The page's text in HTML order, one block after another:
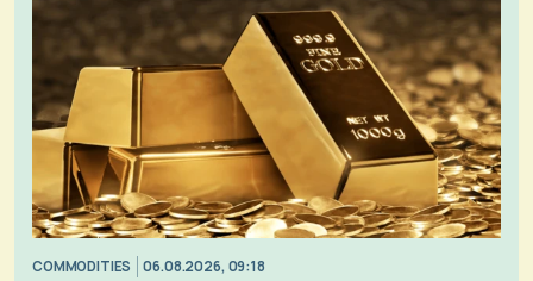
COMMODITIES 06.08.2026, 09:18